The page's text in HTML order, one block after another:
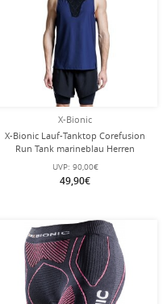
X-Bionic
X-Bionic Lauf-Tanktop Corefusion
Run Tank marineblau Herren
UVP: 90,00€
49,90€